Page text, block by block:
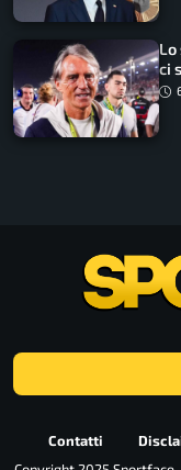
ci
Contatti